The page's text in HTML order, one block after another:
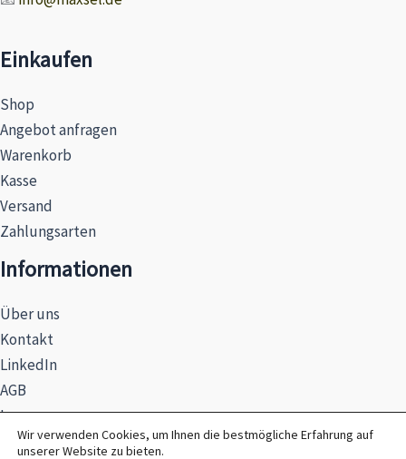
Einkaufen
Shop
Angebot anfragen
Warenkorb
Kasse
Versand
Zahlungsarten
Informationen
Über uns
Kontakt
LinkedIn
AGB
Impressum
Datenschutzerklärung
Wir verwenden Cookies, um Ihnen die bestmögliche Erfahrung auf
unserer Website zu bieten.